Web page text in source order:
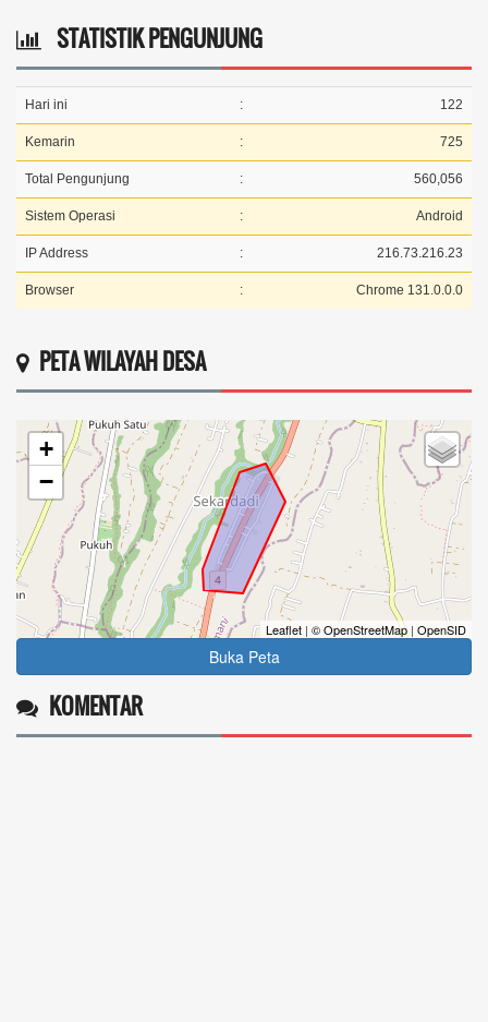
STATISTIK PENGUNJUNG
Hari ini : 122
Kemarin : 725
Total Pengunjung : 560,056
Sistem Operasi : Android
IP Address : 216.73.216.23
Browser : Chrome 131.0.0.0
PETA WILAYAH DESA
+
−
Leaflet | © OpenStreetMap | OpenSID
Buka Peta
KOMENTAR